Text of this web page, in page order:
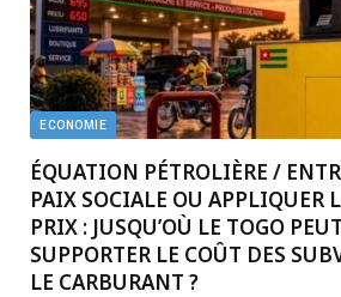
ECONOMIE
ÉQUATION PÉTROLIÈRE /
PAIX SOCIALE OU APPLIQUER
PRIX : JUSQU’OÙ LE TOGO
SUPPORTER LE COÛT DES
LE CARBURANT ?